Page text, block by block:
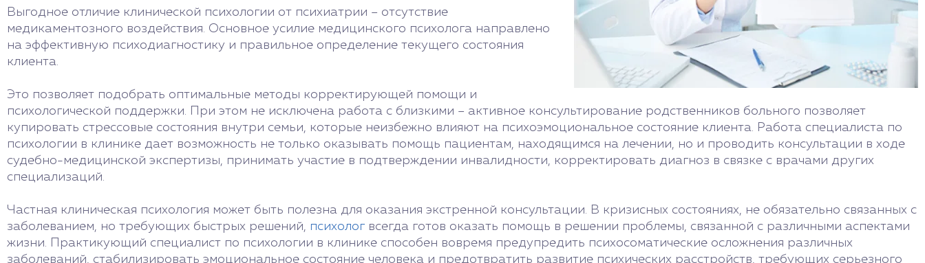
Выгодное отличие клинической психологии от психиатрии – отсутствие
медикаментозного воздействия. Основное усилие медицинского психолога направлено
на эффективную психодиагностику и правильное определение текущего состояния
клиента.
Это позволяет подобрать оптимальные методы корректирующей помощи и
психологической поддержки. При этом не исключена работа с близкими – активное консультирование родственников больного позволяет
купировать стрессовые состояния внутри семьи, которые неизбежно влияют на психоэмоциональное состояние клиента. Работа специалиста по
психологии в клинике дает возможность не только оказывать помощь пациентам, находящимся на лечении, но и проводить консультации в ходе
судебно-медицинской экспертизы, принимать участие в подтверждении инвалидности, корректировать диагноз в связке с врачами других
специализаций.
Частная клиническая психология может быть полезна для оказания экстренной консультации. В кризисных состояниях, не обязательно связанных с
заболеванием, но требующих быстрых решений, психолог всегда готов оказать помощь в решении проблемы, связанной с различными аспектами
жизни. Практикующий специалист по психологии в клинике способен вовремя предупредить психосоматические осложнения различных
заболеваний, стабилизировать эмоциональное состояние человека и предотвратить развитие психических расстройств, требующих серьезного